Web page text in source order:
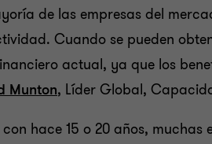
de las empresas del
Cuando se pueden
actual, ya que los
Munton, Líder Global,
hace 15 o 20 años,